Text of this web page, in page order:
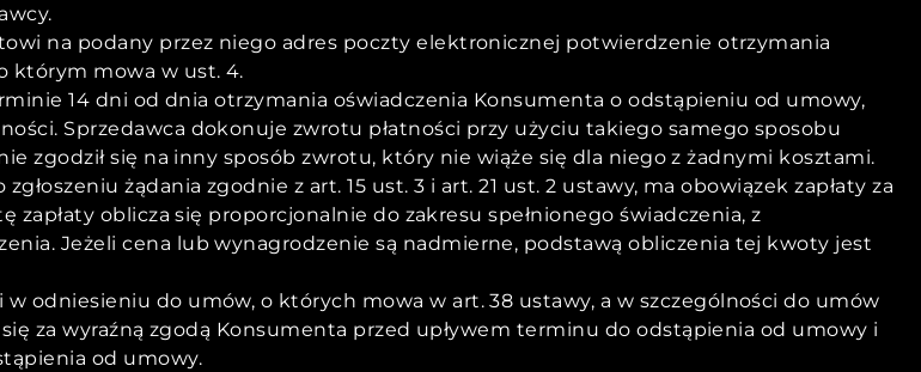
na podany przez niego adres poczty elektronicznej potwierdzenie otrzymania
którym mowa w ust. 4.
14 dni od dnia otrzymania oświadczenia Konsumenta o odstąpieniu od umowy,
Sprzedawca dokonuje zwrotu płatności przy użyciu takiego samego sposobu
zgodził się na inny sposób zwrotu, który nie wiąże się dla niego z żadnymi kosztami.
żądania zgodnie z art. 15 ust. 3 i art. 21 ust. 2 ustawy, ma obowiązek zapłaty za
oblicza się proporcjonalnie do zakresu spełnionego świadczenia, z
Jeżeli cena lub wynagrodzenie są nadmierne, podstawą obliczenia tej kwoty jest
odniesieniu do umów, o których mowa w art. 38 ustawy, a w szczególności do umów
za wyraźną zgodą Konsumenta przed upływem terminu do odstąpienia od umowy i
od umowy.